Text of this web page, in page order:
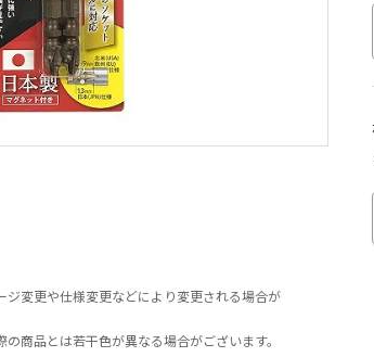
変更や仕様変更などにより変更される場合が
商品とは若干色が異なる場合がございます。